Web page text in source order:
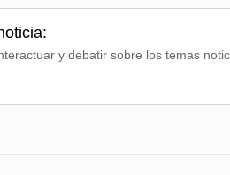
y debatir sobre los temas